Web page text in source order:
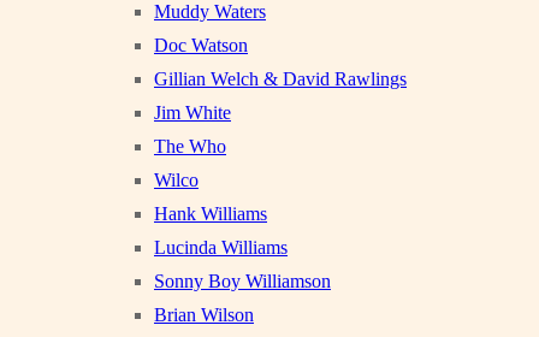
Muddy Waters
Doc Watson
Gillian Welch & David Rawlings
Jim White
The Who
Wilco
Hank Williams
Lucinda Williams
Sonny Boy Williamson
Brian Wilson